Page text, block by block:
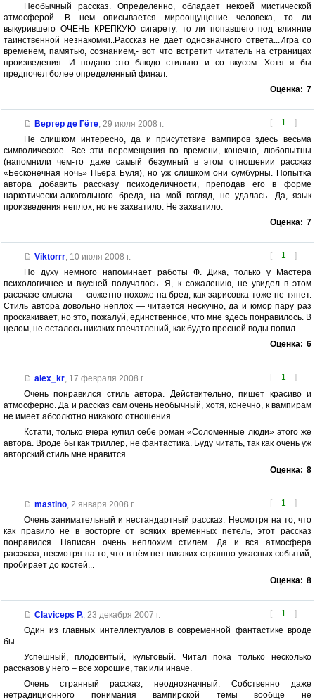
Необычный рассказ. Определенно, обладает некоей мистической
атмосферой. В нем описывается мироощущение человека, то ли
выкурившего ОЧЕНЬ КРЕПКУЮ сигарету, то ли попавшего под влияние
таинственной незнакомки..Рассказ не дает однозначного ответа...Игра со
временем, памятью, сознанием,- вот что встретит читатель на страницах
произведения. И подано это блюдо стильно и со вкусом. Хотя я бы
предпочел более определенный финал.
Оценка: 7
[ 1 ]
Вертер де Гёте, 29 июля 2008 г.
Не слишком интересно, да и присутствие вампиров здесь весьма
символическое. Все эти перемещения во времени, конечно, любопытны
(напомнили чем-то даже самый безумный в этом отношении рассказ
«Бесконечная ночь» Пьера Буля), но уж слишком они сумбурны. Попытка
автора добавить рассказу психоделичности, преподав его в форме
наркотически-алкогольного бреда, на мой взгляд, не удалась. Да, язык
произведения неплох, но не захватило. Не захватило.
Оценка: 7
[ 1 ]
Viktorrr, 10 июля 2008 г.
По духу немного напоминает работы Ф. Дика, только у Мастера
психологичнее и вкусней получалось. Я, к сожалению, не увидел в этом
рассказе смысла — сюжетно похоже на бред, как зарисовка тоже не тянет.
Стиль автора довольно неплох — читается нескучно, да и юмор пару раз
проскакивает, но это, пожалуй, единственное, что мне здесь понравилось. В
целом, не осталось никаких впечатлений, как будто пресной воды попил.
Оценка: 6
[ 1 ]
alex_kr, 17 февраля 2008 г.
Очень понравился стиль автора. Действительно, пишет красиво и
атмосферно. Да и рассказ сам очень необычный, хотя, конечно, к вампирам
не имеет абсолютно никакого отношения.
Кстати, только вчера купил себе роман «Соломенные люди» этого же
автора. Вроде бы как триллер, не фантастика. Буду читать, так как очень уж
авторский стиль мне нравится.
Оценка: 8
[ 1 ]
mastino, 2 января 2008 г.
Очень занимательный и нестандартный рассказ. Несмотря на то, что
как правило не в восторге от всяких временных петель, этот рассказ
понравился. Написан очень неплохим стилем. Да и вся атмосфера
рассказа, несмотря на то, что в нём нет никаких страшно-ужасных событий,
пробирает до костей...
Оценка: 8
[ 1 ]
Claviceps P., 23 декабря 2007 г.
Один из главных интеллектуалов в современной фантастике вроде
бы…
Успешный, плодовитый, культовый. Читал пока только несколько
рассказов у него – все хорошие, так или иначе.
Очень странный рассказ, неоднозначный. Собственно даже
нетрадиционного понимания вампирской темы вообще не